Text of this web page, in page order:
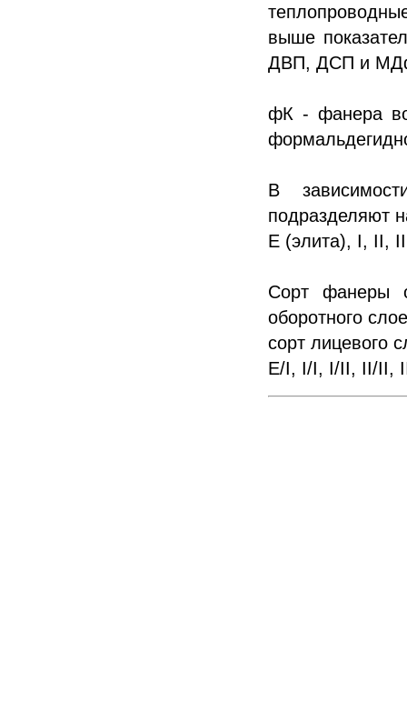
выше
ДВП, ДСП и
фК - фанера
В
подразделяют
Е (элита), I, II,
Сорт фанеры
оборотного
сорт лицевого
E/I, I/I, I/II, II/II,